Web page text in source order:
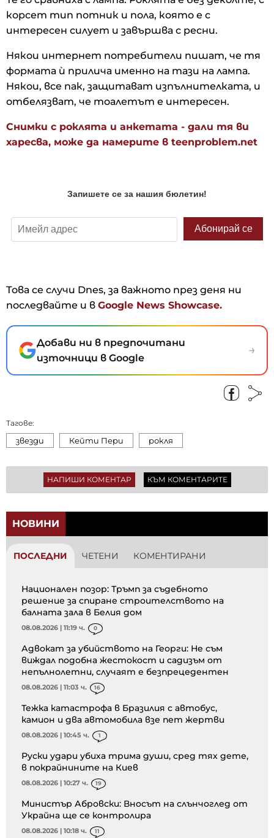
корсет тип потник и пола, която е с
интересен силует и завършва с ресни.
Някои интернет потребители пишат, че тя
формата ѝ прилича именно на тази на лампа.
Някои, все пак, защитават изпълнителката, и
отбелязват, че тоалетът е интересен.
Снимки с роклята и анкетата - дали тя ви
харесва, може да намерите в teenproblem.net
Това се случи Dnes, за важното през деня ни
последвайте и в Google News Showcase.
Добави ни в предпочитани
източници в Google
→
Тагове:
звезди Кейти Пери рокля
НАПИШИ КОМЕНТАР КЪМ КОМЕНТАРИТЕ
НОВИНИ
ПОСЛЕДНИ ЧЕТЕНИ КОМЕНТИРАНИ
Национален позор: Тръмп за съдебното
решение за спиране строителството на
балната зала в Белия дом
08.08.2026 | 11:19 ч. 0
Адвокат за убийството на Георги: Не съм
виждал подобна жестокост и садизъм от
непълнолетни, случаят е безпрецедентен
08.08.2026 | 11:03 ч. 16
Тежка катастрофа в Бразилия с автобус,
камион и два автомобила взе пет жертви
08.08.2026 | 10:45 ч. 1
Руски удари убиха трима души, сред тях дете,
в покрайнините на Киев
08.08.2026 | 10:27 ч. 19
Министър Абровски: Вносът на слънчоглед от
Украйна ще се контролира
08.08.2026 | 10:18 ч. 11